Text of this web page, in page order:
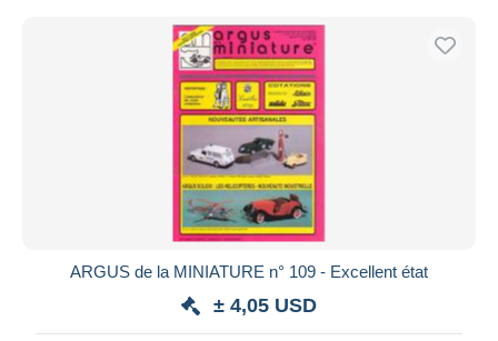
ARGUS de la MINIATURE n° 109 - Excellent état
± 4,05 USD